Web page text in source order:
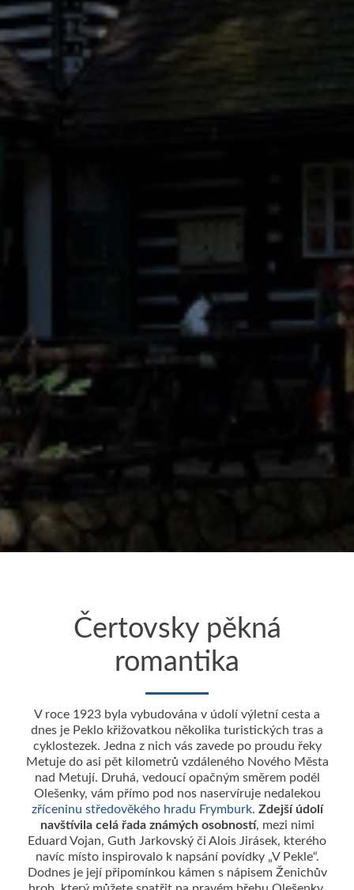
Čertovsky pěkná
romantika
V roce 1923 byla vybudována v údolí výletní cesta a
dnes je Peklo křižovatkou několika turistických tras a
cyklostezek. Jedna z nich vás zavede po proudu řeky
Metuje do asi pět kilometrů vzdáleného Nového Města
nad Metují. Druhá, vedoucí opačným směrem podél
Olešenky, vám přímo pod nos naservíruje nedalekou
zříceninu středověkého hradu Frymburk. Zdejší údolí
navštívila celá řada známých osobností, mezi nimi
Eduard Vojan, Guth Jarkovský či Alois Jirásek, kterého
navíc místo inspirovalo k napsání povídky „V Pekle“.
Dodnes je její připomínkou kámen s nápisem Ženichův